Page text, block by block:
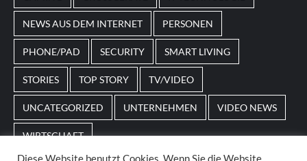
NEWS AUS DEM INTERNET PERSONEN
PHONE/PAD SECURITY SMART LIVING
STORIES TOP STORY TV/VIDEO
UNCATEGORIZED UNTERNEHMEN VIDEO NEWS
WIRTSCHAFT
Diese Website benutzt Cookies. Wenn Sie die Website